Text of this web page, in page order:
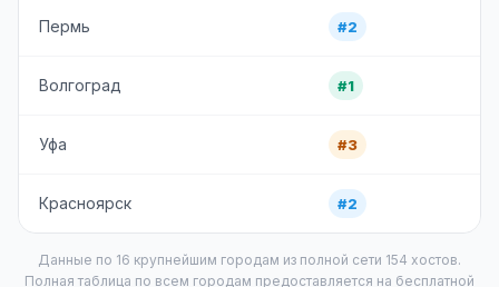
Пермь #2
Волгоград #1
Уфа #3
Красноярск #2
Данные по 16 крупнейшим городам из полной сети 154 хостов.
Полная таблица по всем городам предоставляется на бесплатной